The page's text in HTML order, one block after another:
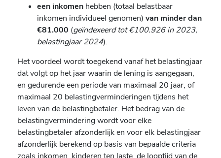
een inkomen hebben (totaal belastbaar
inkomen individueel genomen) van minder dan
€81.000 (geïndexeerd tot €100.926 in 2023,
belastingjaar 2024).
Het voordeel wordt toegekend vanaf het belastingjaar
dat volgt op het jaar waarin de lening is aangegaan,
en gedurende een periode van maximaal 20 jaar, of
maximaal 20 belastingverminderingen tijdens het
leven van de belastingbetaler. Het bedrag van de
belastingvermindering wordt voor elke
belastingbetaler afzonderlijk en voor elk belastingjaar
afzonderlijk berekend op basis van bepaalde criteria